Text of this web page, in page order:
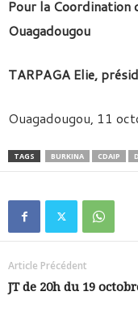
Pour la Coordination
Ouagadougou
TARPAGA Elie,
Ouagadougou, 11
TAGS BURKINA CDAIP
Article Précédent
JT de 20h du 19